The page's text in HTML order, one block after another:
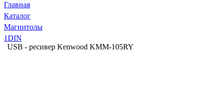
Главная
Каталог
Магнитолы
1DIN
USB - ресивер Kenwood KMM-105RY